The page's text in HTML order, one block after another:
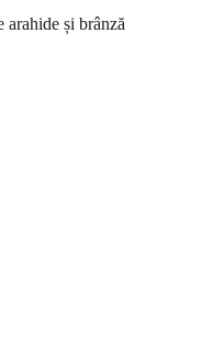
arahide și brânză